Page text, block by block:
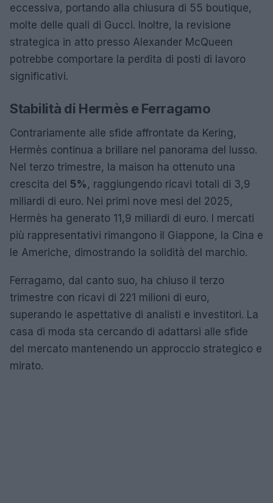
eccessiva, portando alla chiusura di 55 boutique,
molte delle quali di Gucci. Inoltre, la revisione
strategica in atto presso Alexander McQueen
potrebbe comportare la perdita di posti di lavoro
significativi.
Stabilità di Hermès e Ferragamo
Contrariamente alle sfide affrontate da Kering,
Hermès continua a brillare nel panorama del lusso.
Nel terzo trimestre, la maison ha ottenuto una
crescita del 5% , raggiungendo ricavi totali di 3,9
miliardi di euro. Nei primi nove mesi del 2025,
Hermès ha generato 11,9 miliardi di euro. I mercati
più rappresentativi rimangono il Giappone, la Cina e
le Americhe, dimostrando la solidità del marchio.
Ferragamo, dal canto suo, ha chiuso il terzo
trimestre con ricavi di 221 milioni di euro,
superando le aspettative di analisti e investitori. La
casa di moda sta cercando di adattarsi alle sfide
del mercato mantenendo un approccio strategico e
mirato.